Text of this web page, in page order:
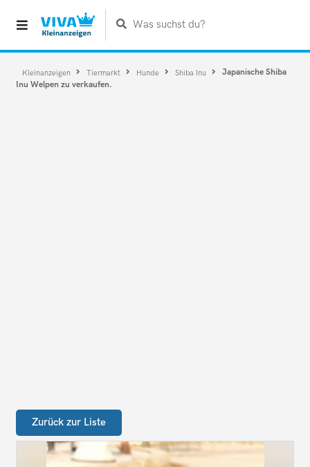
Was suchst du?
Kleinanzeigen Tiermarkt Hunde Shiba Inu
Japanische Shiba
Inu Welpen zu verkaufen.
Zurück zur Liste